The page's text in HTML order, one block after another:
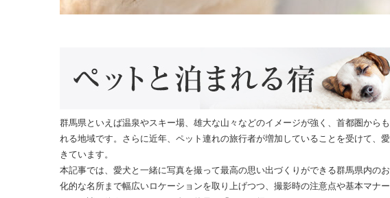
群馬県といえば温泉やスキー場、雄大な山々などのイメージが強く、首都圏から
れる地域です。さらに近年、ペット連れの旅行者が増加していることを受けて、
きています。
本記事では、愛犬と一緒に写真を撮って最高の思い出づくりができる群馬県内の
化的な名所まで幅広いロケーションを取り上げつつ、撮影時の注意点や基本マナ